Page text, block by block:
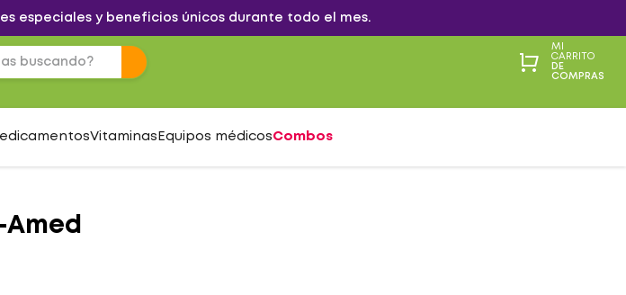
especiales y beneficios únicos durante todo el mes.
MI
CARRITO
DE
COMPRAS
Vitaminas Equipos médicosCombos